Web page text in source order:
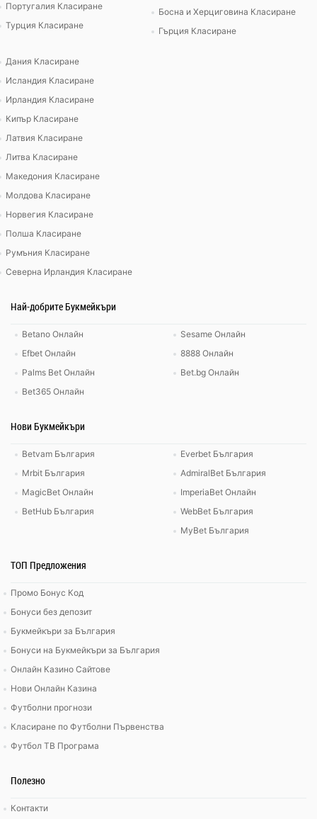
Португалия Класиране
Турция Класиране
Босна и Херциговина Класиране
Гърция Класиране
Дания Класиране
Исландия Класиране
Ирландия Класиране
Кипър Класиране
Латвия Класиране
Литва Класиране
Македония Класиране
Молдова Класиране
Норвегия Класиране
Полша Класиране
Румъния Класиране
Северна Ирландия Класиране
Най-добрите Букмейкъри
Betano Онлайн
Efbet Онлайн
Palms Bet Онлайн
Bet365 Онлайн
Sesame Онлайн
8888 Онлайн
Bet.bg Онлайн
Нови Букмейкъри
Betvam България
Mrbit България
MagicBet Онлайн
BetHub България
Everbet България
AdmiralBet България
ImperiaBet Онлайн
WebBet България
MyBet България
ТОП Предложения
Промо Бонус Код
Бонуси без депозит
Букмейкъри за България
Бонуси на Букмейкъри за България
Онлайн Казино Сайтове
Нови Онлайн Казина
Футболни прогнози
Класиране по Футболни Първенства
Футбол ТВ Програма
Полезно
Контакти